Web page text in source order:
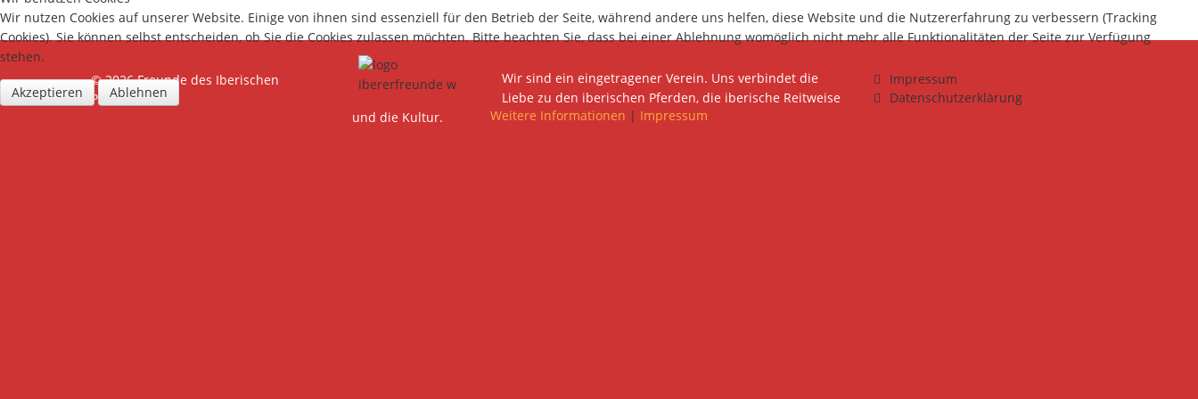
© 2026Freunde des Iberischen
Pferdes
Wir sind ein eingetragener Verein. Uns verbindet die
Liebe zu den iberischen Pferden, die iberische Reitweise
und die Kultur.
Impressum
Datenschutzerklärung
Wir nutzen Cookies auf unserer Website. Einige von ihnen sind essenziell für den Betrieb der Seite, während andere uns helfen, diese Website und die Nutzererfahrung zu verbessern (Tracking
Cookies). Sie können selbst entscheiden, ob Sie die Cookies zulassen möchten. Bitte beachten Sie, dass bei einer Ablehnung womöglich nicht mehr alle Funktionalitäten der Seite zur Verfügung
stehen.
Akzeptieren
Ablehnen
Weitere Informationen | Impressum